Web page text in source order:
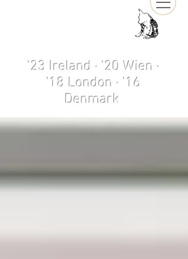
'23 Ireland · '20 Wien ·
'18 London · '16
Denmark